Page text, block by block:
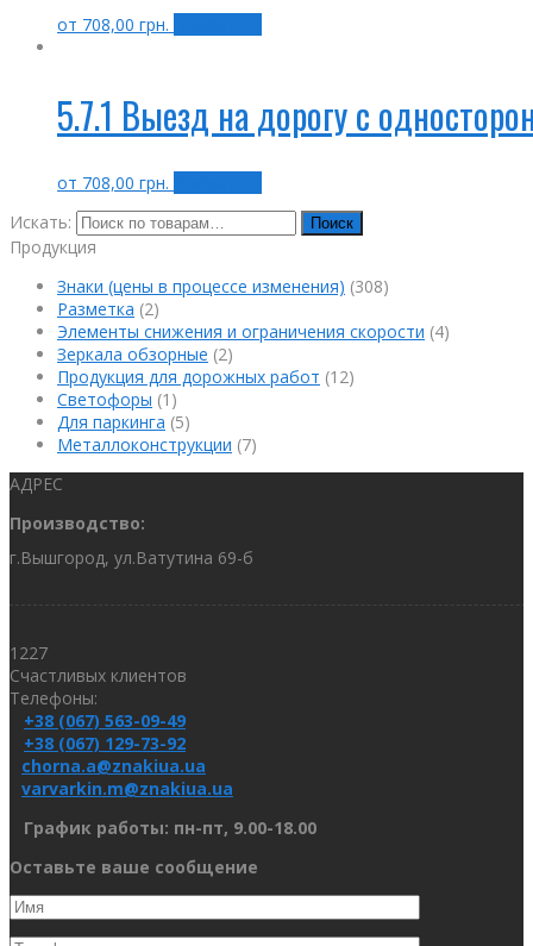
от 708,00 грн.
5.7.1 Выезд на дорогу с
от 708,00 грн.
Искать:
Поиск
Продукция
Знаки (цены в процессе изменения) (308)
Разметка (2)
Элементы снижения и ограничения скорости (4)
Зеркала обзорные (2)
Продукция для дорожных работ (12)
Светофоры (1)
Для паркинга (5)
Металлоконструкции (7)
АДРЕС
Производство:
г.Вышгород, ул.Ватутина 69-б
1227
Счастливых клиентов
Телефоны:
+38 (067) 563-09-49
+38 (067) 129-73-92
chorna.a@znakiua.ua
varvarkin.m@znakiua.ua
График работы: пн-пт, 9.00-18.00
Оставьте ваше сообщение